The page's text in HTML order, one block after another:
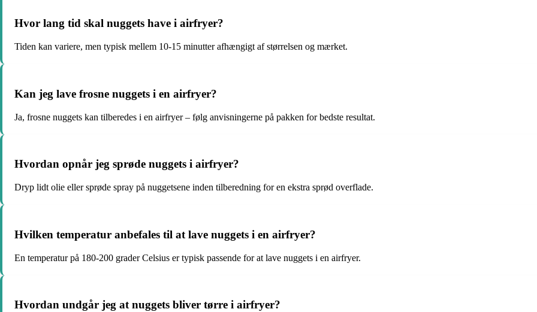
Hvor lang tid skal nuggets have i airfryer?
Tiden kan variere, men typisk mellem 10-15 minutter afhængigt af størrelsen og mærket.
Kan jeg lave frosne nuggets i en airfryer?
Ja, frosne nuggets kan tilberedes i en airfryer – følg anvisningerne på pakken for bedste resultat.
Hvordan opnår jeg sprøde nuggets i airfryer?
Dryp lidt olie eller sprøde spray på nuggetsene inden tilberedning for en ekstra sprød overflade.
Hvilken temperatur anbefales til at lave nuggets i en airfryer?
En temperatur på 180-200 grader Celsius er typisk passende for at lave nuggets i en airfryer.
Hvordan undgår jeg at nuggets bliver tørre i airfryer?